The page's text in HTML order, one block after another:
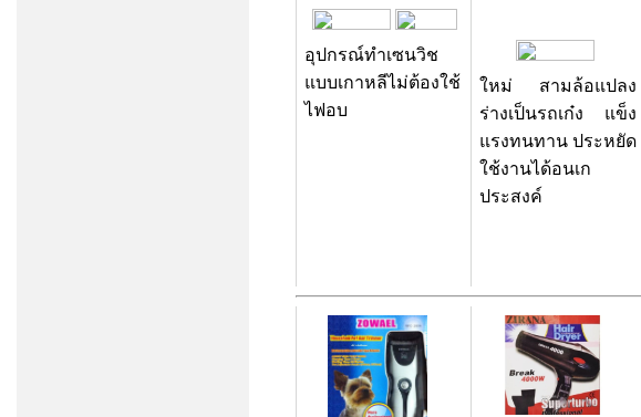
อุปกรณ์ทำเซนวิช
แบบเกาหลีไม่ต้องใช้
ไฟอบ
ใหม่ สามล้อแปลง
ร่างเป็นรถเก๋ง แข็ง
แรงทนทาน ประหยัด
ใช้งานได้อนเก
ประสงค์